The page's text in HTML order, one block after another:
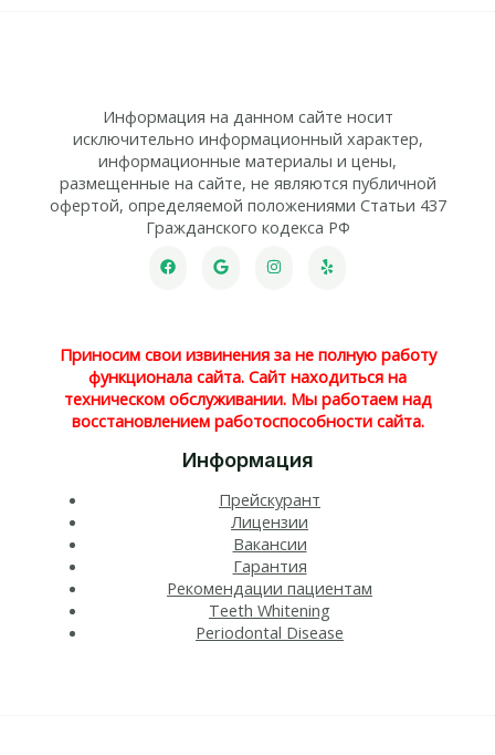
Информация на данном сайте носит
исключительно информационный характер,
информационные материалы и цены,
размещенные на сайте, не являются публичной
офертой, определяемой положениями Статьи 437
Гражданского кодекса РФ
Приносим свои извинения за не полную работу
функционала сайта. Сайт находиться на
техническом обслуживании. Мы работаем над
восстановлением работоспособности сайта.
Информация
Прейскурант
Лицензии
Вакансии
Гарантия
Рекомендации пациентам
Teeth Whitening​
Periodontal Disease​